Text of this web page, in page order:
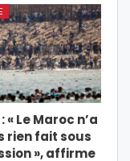
« Le Maroc n’a
rien fait sous
», affirme